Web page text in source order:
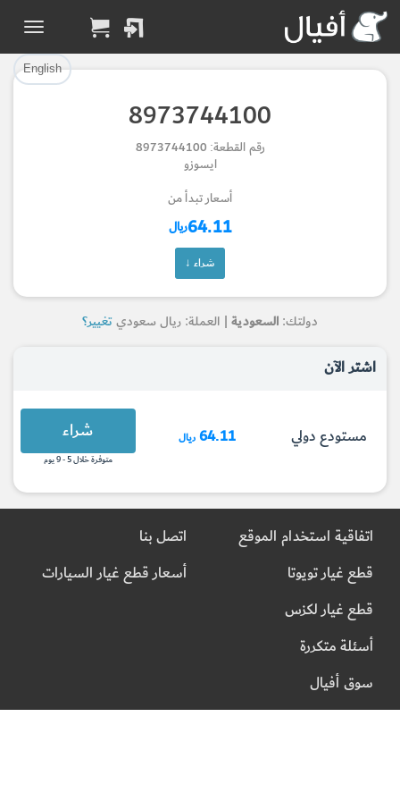
English
8973744100
رقم القطعة: 8973744100
ايسوزو
أسعار تبدأ من
64.11ريال
شراء ↓
دولتك: السعودية | العملة: ريال سعوديتغيير؟
اشتر الآن
مستودع دولي 64.11 ريال شراء
متوفرة خلال 5 - 9 يوم
تم إضافة القطعة بنجاح.
الرجوع لصفحة البحث
Part Successfully
Selected
Return to Search Page
تم إضافة القطعة للسلة بنجاح.
إتمام عملية الشراء
Part Added to Cart
Checkout
اتفاقية استخدام الموقع
قطع غيار تويوتا
قطع غيار لكزس
أسئلة متكررة
سوق أفيال
اتصل بنا
أسعار قطع غيار السيارات